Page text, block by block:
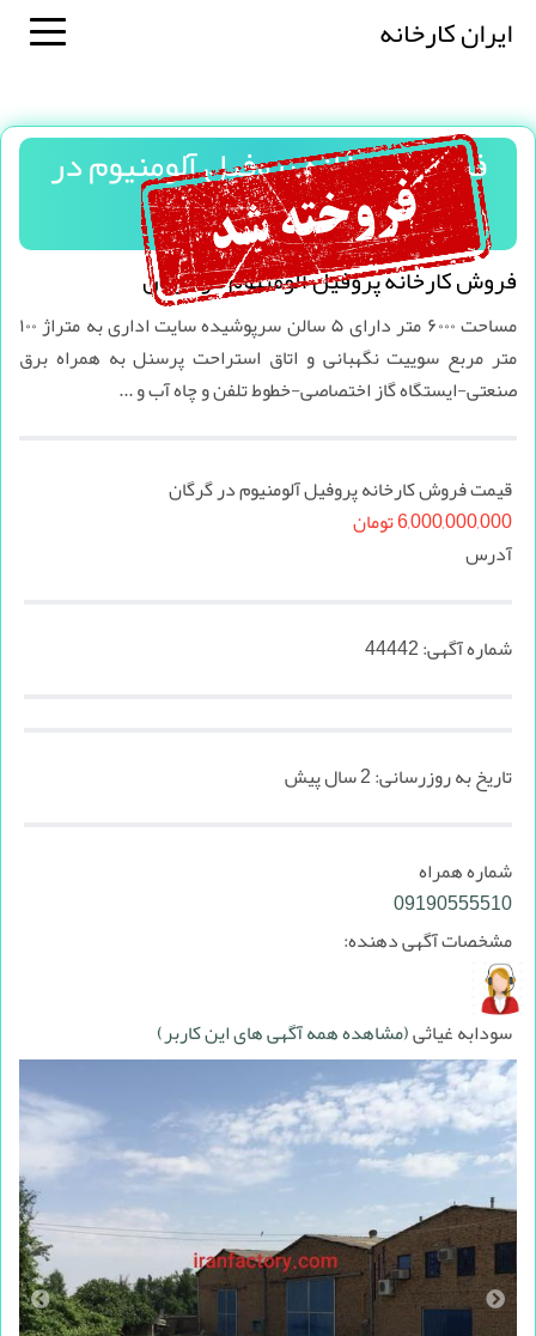
ایران کارخانه
فروش کارخانه پروفیل آلومنیوم در
گرگان
فروش کارخانه پروفیل آلومنیوم در گرگان
مساحت ۶۰۰۰ متر دارای ۵ سالن سرپوشیده سایت اداری به متراژ ۱۰۰
متر مربع سوییت نگهبانی و اتاق استراحت پرسنل به همراه برق
صنعتی-ایستگاه گاز اختصاصی-خطوط تلفن و چاه آب و ...
قیمت فروش کارخانه پروفیل آلومنیوم در گرگان
6,000,000,000 تومان
آدرس
شماره آگهی:44442
تاریخ به روزرسانی:2 سال پیش
شماره همراه
09190555510
مشخصات آگهی دهنده:
سودابه غیاثی(مشاهده همه آگهی های این کاربر)